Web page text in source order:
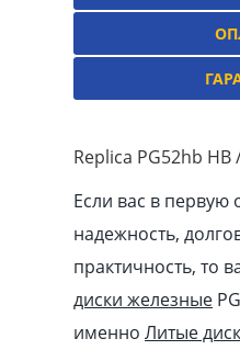
Replica PG52hb
Если вас в первую
надежность,
практичность, то
диски железные
именно Литые